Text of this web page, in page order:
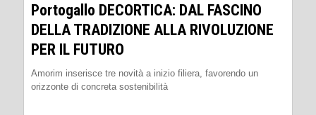
Portogallo DECORTICA: DAL FASCINO
DELLA TRADIZIONE ALLA RIVOLUZIONE
PER IL FUTURO
Amorim inserisce tre novità a inizio filiera, favorendo un
orizzonte di concreta sostenibilità